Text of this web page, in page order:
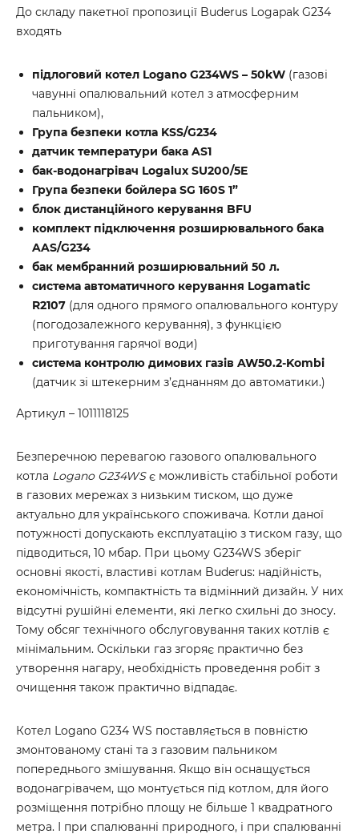
До складу пакетної пропозиції Buderus Logapak G234
входять
підлоговий котел Logano G234WS – 50kW (газові
чавунні опалювальний котел з атмосферним
пальником),
Група безпеки котла KSS/G234
датчик температури бака AS1
бак-водонагрівач Logalux SU200/5E
Група безпеки бойлера SG 160S 1”
блок дистанційного керування BFU
комплект підключення розширювального бака
AAS/G234
бак мембранний розширювальний 50 л.
система автоматичного керування Logamatic
R2107 (для одного прямого опалювального контуру
(погодозалежного керування), з функцією
приготування гарячої води)
система контролю димових газів AW50.2-Kombi
(датчик зі штекерним з’єднанням до автоматики.)
Артикул – 1011118125
Безперечною перевагою газового опалювального
котла Logano G234WSє можливість стабільної роботи
в газових мережах з низьким тиском, що дуже
актуально для українського споживача. Котли даної
потужності допускають експлуатацію з тиском газу, що
підводиться, 10 мбар. При цьому G234WS зберіг
основні якості, властиві котлам Buderus: надійність,
економічність, компактність та відмінний дизайн. У них
відсутні рушійні елементи, які легко схильні до зносу.
Тому обсяг технічного обслуговування таких котлів є
мінімальним. Оскільки газ згоряє практично без
утворення нагару, необхідність проведення робіт з
очищення також практично відпадає.
Котел Logano G234 WS поставляється в повністю
змонтованому стані та з газовим пальником
попереднього змішування. Якщо він оснащується
водонагрівачем, що монтується під котлом, для його
розміщення потрібно площу не більше 1 квадратного
метра. І при спалюванні природного, і при спалюванні